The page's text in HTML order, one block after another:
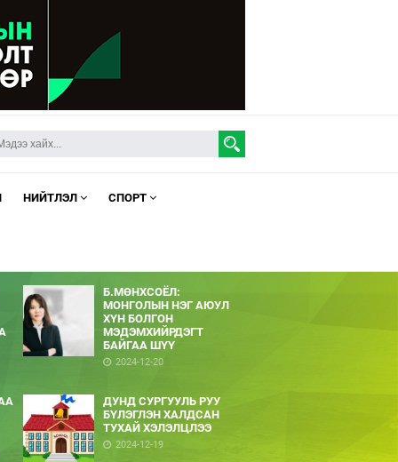
НИЙТЛЭЛ СПОРТ
Б.МӨНХСОЁЛ:
МОНГОЛЫН НЭГ АЮУЛ
ХҮН БОЛГОН
МЭДЭМХИЙРДЭГТ
БАЙГАА ШҮҮ
2024-12-20
ДУНД СУРГУУЛЬ РУУ
БҮЛЭГЛЭН ХАЛДСАН
ТУХАЙ ХЭЛЭЛЦЛЭЭ
2024-12-19